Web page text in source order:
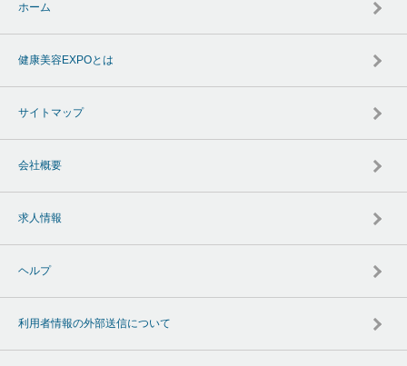
ホーム
健康美容EXPOとは
サイトマップ
会社概要
求人情報
ヘルプ
利用者情報の外部送信について